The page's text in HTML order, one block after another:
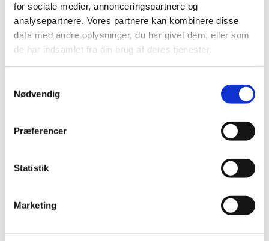
for sociale medier, annonceringspartnere og
analysepartnere. Vores partnere kan kombinere disse
data med andre oplysninger, du har givet dem, eller som
de har indsamlet fra din brug af deres tjenester.
Nødvendig
Præferencer
Statistik
Marketing
2015 (33)
2014 (44)
2010 (7)
2008 (8)
oktober (2)
juli (1)
2007 (3)